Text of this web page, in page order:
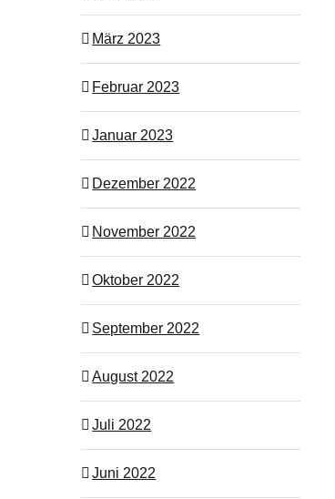
März 2023
Februar 2023
Januar 2023
Dezember 2022
November 2022
Oktober 2022
September 2022
August 2022
Juli 2022
Juni 2022